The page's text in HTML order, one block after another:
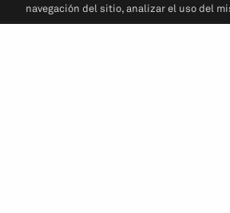
navegación del sitio, analizar el uso del